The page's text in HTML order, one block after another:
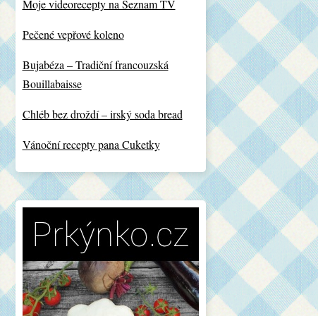
Moje videorecepty na Seznam TV
Pečené vepřové koleno
Bujabéza – Tradiční francouzská
Bouillabaisse
Chléb bez droždí – irský soda bread
Vánoční recepty pana Cuketky